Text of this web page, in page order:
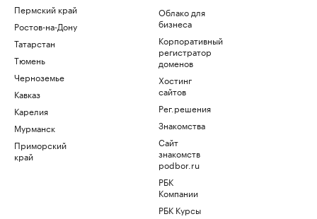
Пермский край
Ростов-на-Дону
Татарстан
Тюмень
Черноземье
Кавказ
Карелия
Мурманск
Приморский
край
Облако для
бизнеса
Корпоративный
регистратор
доменов
Хостинг
сайтов
Рег.решения
Знакомства
Сайт
знакомств
podbor.ru
РБК
Компании
РБК Курсы